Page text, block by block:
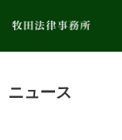
ニュース